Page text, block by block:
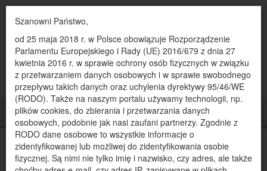
KATEGORIE
UWM FM, Za nami styczniowe
Czwartki z humanistyką,
Szanowni Państwo,
od 25 maja 2018 r. w Polsce obowiązuje Rozporządzenie
Parlamentu Europejskiego i Rady (UE) 2016/679 z dnia 27
kwietnia 2016 r. w sprawie ochrony osób fizycznych w związku
z przetwarzaniem danych osobowych i w sprawie swobodnego
przepływu takich danych oraz uchylenia dyrektywy 95/46/WE
(RODO). Także na naszym portalu używamy technologii, np.
plików cookies, do zbierania i przetwarzania danych
osobowych, podobnie jak nasi zaufani partnerzy. Zgodnie z
RODO dane osobowe to wszystkie informacje o
zidentyfikowanej lub możliwej do zidentyfikowania osobie
fizycznej. Są nimi nie tylko imię i nazwisko, czy adres, ale także